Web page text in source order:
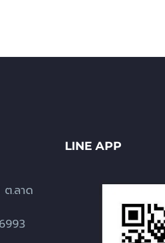
ต.ลาด
LINE APP